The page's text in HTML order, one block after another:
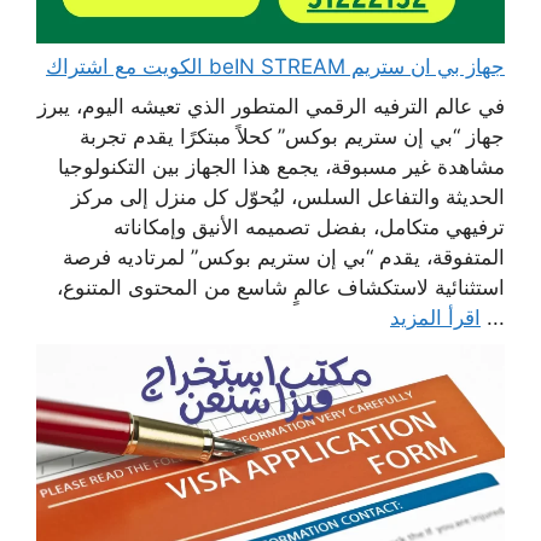
جهاز بي ان ستريم beIN STREAM الكويت مع اشتراك
في عالم الترفيه الرقمي المتطور الذي تعيشه اليوم، يبرز
جهاز “بي إن ستريم بوكس” كحلاً مبتكرًا يقدم تجربة
مشاهدة غير مسبوقة، يجمع هذا الجهاز بين التكنولوجيا
الحديثة والتفاعل السلس، ليُحوّل كل منزل إلى مركز
ترفيهي متكامل، بفضل تصميمه الأنيق وإمكاناته
المتفوقة، يقدم “بي إن ستريم بوكس” لمرتاديه فرصة
استثنائية لاستكشاف عالمٍ شاسع من المحتوى المتنوع،
... اقرأ المزيد